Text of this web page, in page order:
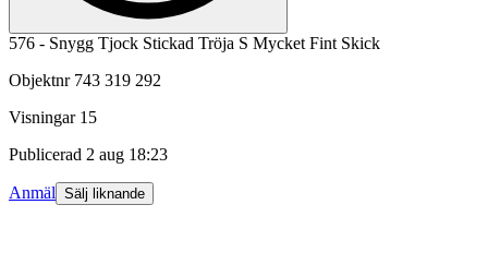
576 - Snygg Tjock Stickad Tröja S Mycket Fint Skick
Objektnr 743 319 292
Visningar 15
Publicerad 2 aug 18:23
Anmäl Sälj liknande